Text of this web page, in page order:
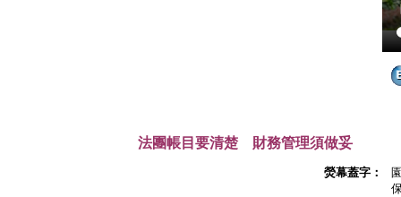
法團帳目要清楚 財務管理須做妥
熒幕蓋字：